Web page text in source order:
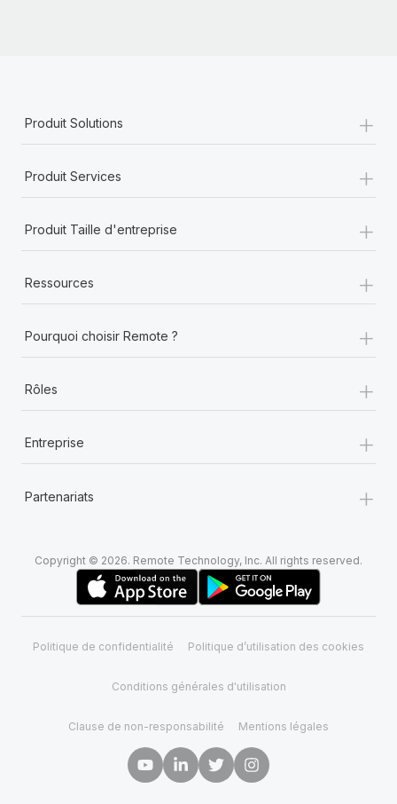
Produit Solutions +
Produit Services +
Produit Taille d'entreprise +
Ressources +
Pourquoi choisir Remote ? +
Rôles +
Entreprise +
Partenariats +
Copyright © 2026. Remote Technology, Inc. All rights reserved.
Politique de confidentialité Politique d’utilisation des cookies
Conditions générales d'utilisation
Clause de non-responsabilité Mentions légales